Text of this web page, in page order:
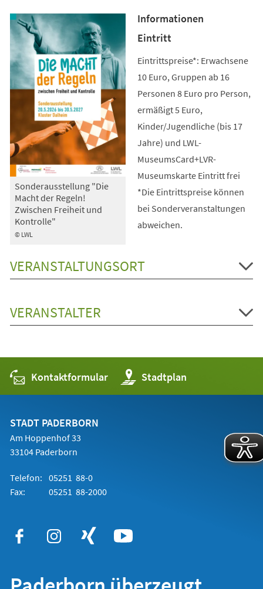
© LWL
Sonderausstellung "Die
Macht der Regeln!
Zwischen Freiheit und
Kontrolle"
Informationen
Eintritt
Eintrittspreise*: Erwachsene
10 Euro, Gruppen ab 16
Personen 8 Euro pro Person,
ermäßigt 5 Euro,
Kinder/Jugendliche (bis 17
Jahre) und LWL-
MuseumsCard+LVR-
Museumskarte Eintritt frei
*Die Eintrittspreise können
bei Sonderveranstaltungen
abweichen.
VERANSTALTUNGSORT
VERANSTALTER
Kontaktformular Stadtplan
(Öffnet
in
einem
STADT PADERBORN
Am Hoppenhof 33
33104 Paderborn
Telefon: 05251 88-0
Fax:
05251 88-2000